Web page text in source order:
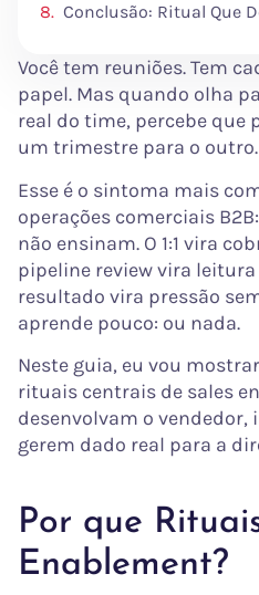
Conclusão: Ritual Que
Você tem reuniões. Tem
papel. Mas quando olha
real do time, percebe que
um trimestre para o outro.
Esse é o sintoma mais
operações comerciais
não ensinam. O 1:1 vira
pipeline review vira leitura
resultado vira pressão
aprende pouco: ou nada.
Neste guia, eu vou
rituais centrais de sales
desenvolvam o vendedor,
gerem dado real para a
Por que
Enablement?